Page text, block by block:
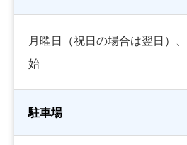
月曜日（祝日の場合は翌日）
始
駐車場